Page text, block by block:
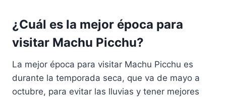
¿Cuál es la mejor época para
visitar Machu Picchu?
La mejor época para visitar Machu Picchu es
durante la temporada seca, que va de mayo a
octubre, para evitar las lluvias y tener mejores